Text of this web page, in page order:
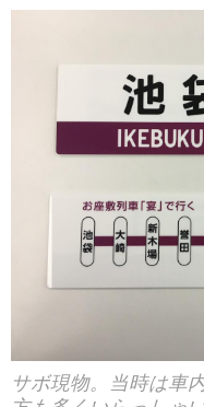
サボ現物。当時は車